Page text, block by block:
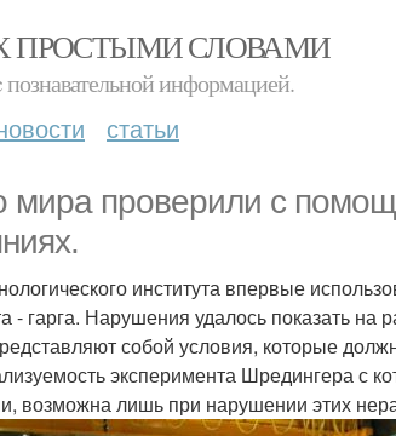
ПРОСТЫМИ СЛОВАМИ
информацией.
статьи
мира проверили с
института впервые
- гарга. Нарушения удалось показать на
собой условия, которые
эксперимента Шредингера с
возможна лишь при нарушении этих